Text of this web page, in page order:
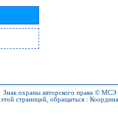
Знак охраны авторского права © МСЭ
страницей, обращаться :